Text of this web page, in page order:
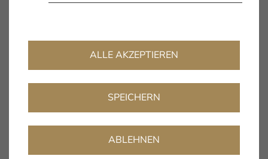
ALLE AKZEPTIEREN
SPEICHERN
ABLEHNEN